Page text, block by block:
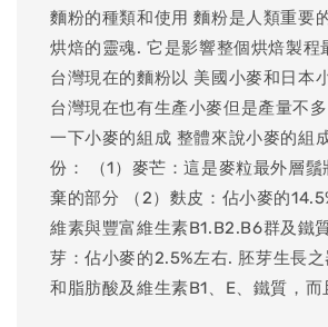
麵粉的種類和使用 麵粉是人類重要
烘焙的靈魂. 它是影響整個烘焙製程
台灣現在的麵粉以 美國小麥和日本
台灣現在也有生產小麥但是產量不
一下小麥的組成 整體來說小麥的組
份： （1）麥芒：這是麥粒最外層
棄的部分 （2）麩皮：佔小麥的
維素與豐富維生素B1.B2.B6群及鐵
芽：佔小麥的2.5%左右. 胚芽生長
和脂肪酸及維生素B1、E、鐵質，